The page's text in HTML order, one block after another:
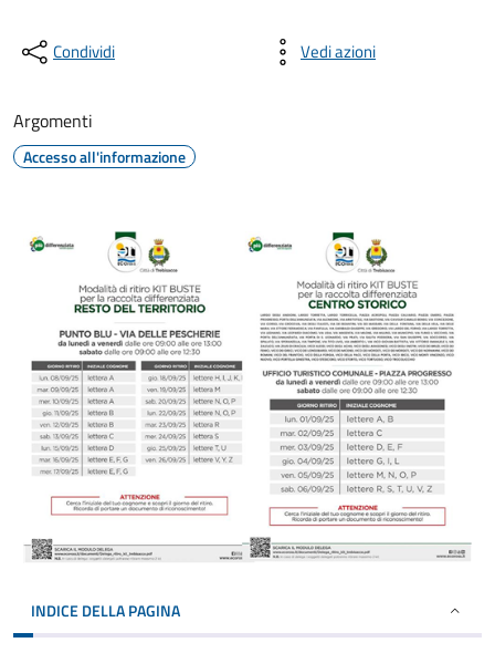
Condividi Vedi azioni
Argomenti
Accesso all'informazione
INDICE DELLA PAGINA